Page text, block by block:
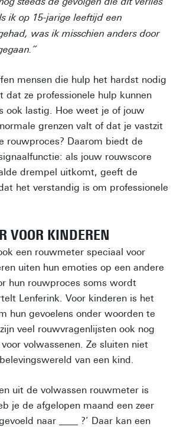
ik op 15-jarige leeftijd een
was ik misschien anders door
mensen die hulp het hardst nodig
dat ze professionele hulp kunnen
ook lastig. Hoe weet je of jouw
grenzen valt of dat je vastzit
rouwproces? Daarom biedt de
als jouw rouwscore
drempel uitkomt, geeft de
het verstandig is om professionele
VOOR KINDEREN
een rouwmeter speciaal voor
uiten hun emoties op een andere
hun rouwproces soms wordt
Lenferink. Voor kinderen is het
hun gevoelens onder woorden te
veel rouwvragenlijsten ook nog
volwassenen. Ze sluiten niet
van een kind.
uit de volwassen rouwmeter is
je de afgelopen maand een zeer
naar ____ ?’ Daar kan een